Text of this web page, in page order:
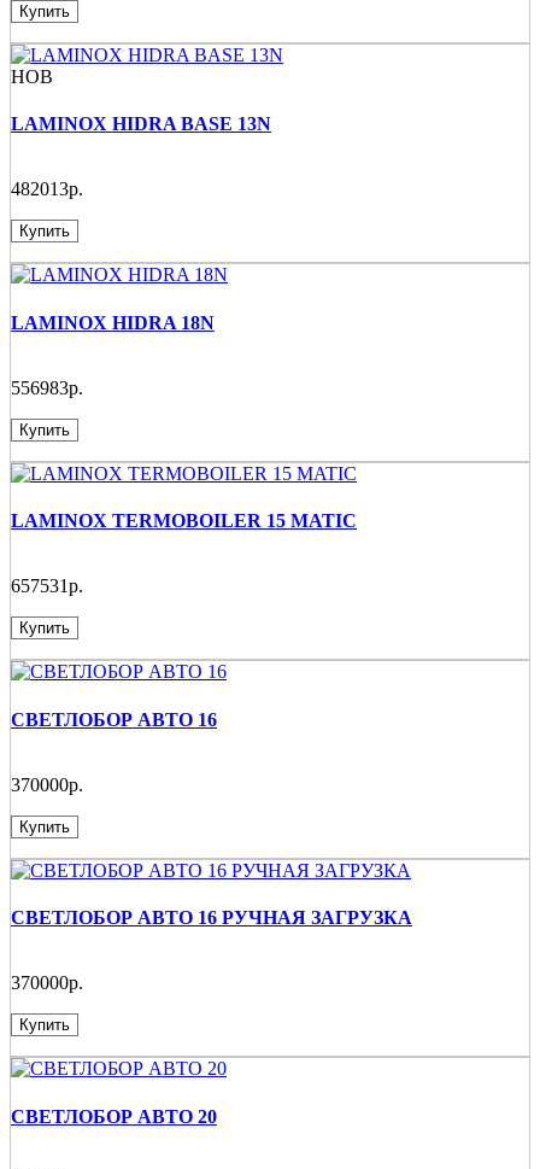
Купить
НОВ
LAMINOX HIDRA BASE 13N
482013р.
Купить
LAMINOX HIDRA 18N
556983р.
Купить
LAMINOX TERMOBOILER 15 MATIC
657531р.
Купить
СВЕТЛОБОР АВТО 16
370000р.
Купить
СВЕТЛОБОР АВТО 16 РУЧНАЯ ЗАГРУЗКА
370000р.
Купить
СВЕТЛОБОР АВТО 20